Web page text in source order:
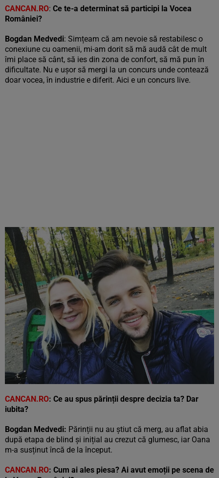
CANCAN.RO: Ce te-a determinat să participi la Vocea
României?
Bogdan Medvedi: Simțeam că am nevoie să restabilesc o
conexiune cu oamenii, mi-am dorit să mă audă cât de mult
îmi place să cânt, să ies din zona de confort, să mă pun în
dificultate. Nu e ușor să mergi la un concurs unde contează
doar vocea, în industrie e diferit. Aici e un concurs live.
CANCAN.RO: Ce au spus părinții despre decizia ta? Dar
iubita?
Bogdan Medvedi: Părinții nu au știut că merg, au aflat abia
după etapa de blind și inițial au crezut că glumesc, iar Oana
m-a susținut încă de la început.
CANCAN.RO: Cum ai ales piesa? Ai avut emoții pe scena de